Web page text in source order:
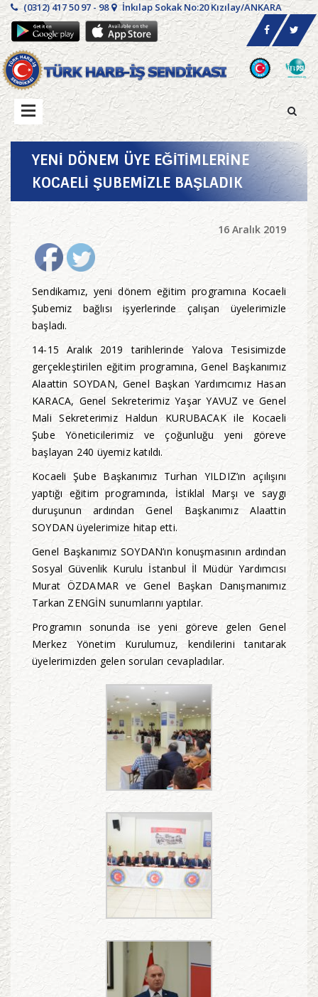
(0312) 417 50 97 - 98 İnkılap Sokak No:20 Kızılay/ANKARA
YENİ DÖNEM ÜYE EĞİTİMLERİNE
KOCAELİ ŞUBEMİZLE BAŞLADIK
16 Aralık 2019
Sendikamız, yeni dönem eğitim programına Kocaeli
Şubemiz bağlısı işyerlerinde çalışan üyelerimizle
başladı.
14-15 Aralık 2019 tarihlerinde Yalova Tesisimizde
gerçekleştirilen eğitim programına, Genel Başkanımız
Alaattin SOYDAN, Genel Başkan Yardımcımız Hasan
KARACA, Genel Sekreterimiz Yaşar YAVUZ ve Genel
Mali Sekreterimiz Haldun KURUBACAK ile Kocaeli
Şube Yöneticilerimiz ve çoğunluğu yeni göreve
başlayan 240 üyemiz katıldı.
Kocaeli Şube Başkanımız Turhan YILDIZ’ın açılışını
yaptığı eğitim programında, İstiklal Marşı ve saygı
duruşunun ardından Genel Başkanımız Alaattin
SOYDAN üyelerimize hitap etti.
Genel Başkanımız SOYDAN’ın konuşmasının ardından
Sosyal Güvenlik Kurulu İstanbul İl Müdür Yardımcısı
Murat ÖZDAMAR ve Genel Başkan Danışmanımız
Tarkan ZENGİN sunumlarını yaptılar.
Programın sonunda ise yeni göreve gelen Genel
Merkez Yönetim Kurulumuz, kendilerini tanıtarak
üyelerimizden gelen soruları cevapladılar.